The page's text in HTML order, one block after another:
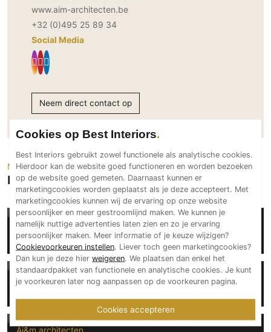
Vloeren
Beton Ciré vloeren
PVC vloeren
Gietvloeren
Houten vloeren
Afwerking
Wandafwerking
Beton Ciré
Behang / Wandtextiel
Natuursteen en keramiek
Leer
Schilderwerk
Stucwerk
www.aim-architecten.be
+32 (0)495 25 89 34
Social Media
Neem direct contact op
Neem een kijkje
Projecten van Ai&m architecten
Ai&m architecten
Villa G&B Aalst
Ai&m architecten
Ai&m architecten
Cookies op Best Interiors
Best Interiors gebruikt zowel functionele als analytische cookies.
Hierdoor kan de website goed functioneren en worden bezoeken
op de website goed gemeten. Daarnaast kunnen er
marketingcookies worden geplaatst als je deze accepteert. Met
marketingcookies kunnen wij de ervaring op onze website
persoonlijker en meer gestroomlijnd maken. We kunnen je
namelijk nuttige advertenties laten zien en zo je ervaring
persoonlijker maken. Meer informatie of je keuze wijzigen?
Cookievoorkeuren instellen. Liever toch geen marketingcookies?
Dan kun je deze hier weigeren. We plaatsen dan enkel het
standaardpakket van functionele en analytische cookies. Je kunt
je voorkeuren later nog aanpassen op de voorkeuren pagina.
Cookies accepteren